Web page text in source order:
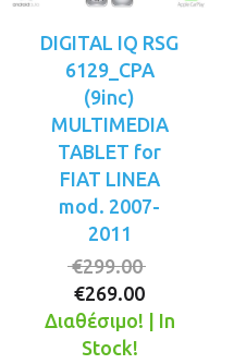
DIGITAL IQ RSG
6129_CPA
(9inc)
MULTIMEDIA
TABLET for
FIAT LINEA
mod. 2007-
2011
€299.00
was:
€269.00
Διαθέσιμο! | In
Stock!